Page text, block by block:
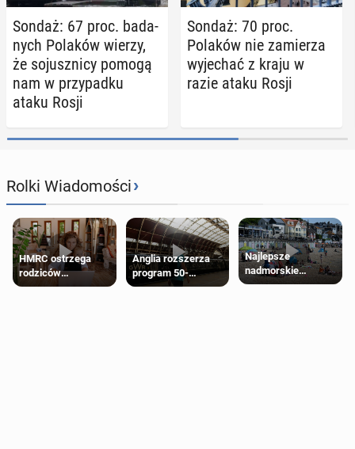
Sondaż: 67 proc. ba­da­
nych Polaków wierzy,
że so­jusz­ni­cy pomogą
nam w przy­pad­ku
ataku Rosji
Sondaż: 70 proc.
Polaków nie za­mie­rza
wy­je­chać z kraju w
razie ataku Rosji
Rolki Wiadomości›
HMRC ostrzega
rodziców
pobierających Child
Anglia rozszerza
program 50-
procentowych
Najlepsze
nadmorskie
miasteczko blisko